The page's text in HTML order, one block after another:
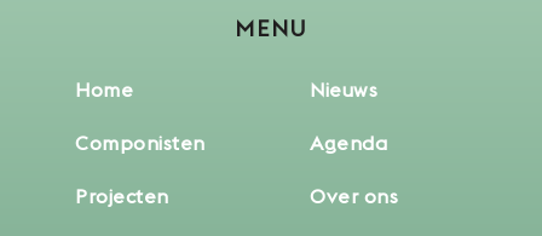
MENU
Home
Componisten
Projecten
Nieuws
Agenda
Over ons